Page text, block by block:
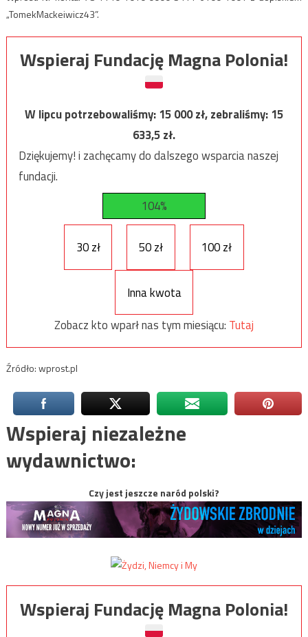
„TomekMackeiwicz43”.
Wspieraj Fundację Magna Polonia!
W lipcu potrzebowaliśmy:15 000zł, zebraliśmy:15
633,5zł.
Dziękujemy! i zachęcamy do dalszego wsparcia naszej
fundacji.
104%
30 zł 50 zł 100 zł
Inna kwota
Zobacz kto wparł nas tym miesiącu: Tutaj
Źródło: wprost.pl
Wspieraj niezależne
wydawnictwo:
Czy jest jeszcze naród polski?
Wspieraj Fundację Magna Polonia!